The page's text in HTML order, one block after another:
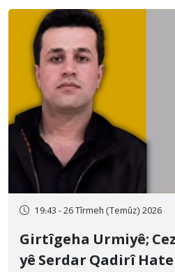
19:43 - 26 Tîrmeh (Temûz) 2026
Girtîgeha Urmiyê;
yê Serdar Qadirî